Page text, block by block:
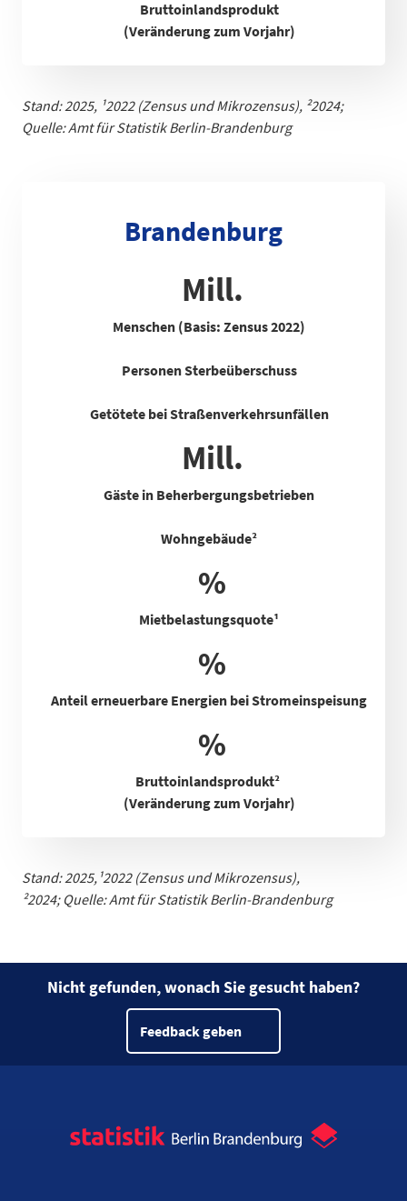
Bruttoinlandsprodukt
(Veränderung zum Vorjahr)
Stand: 2025, ¹2022 (Zensus und Mikrozensus), ²2024;
Quelle: Amt für Statistik Berlin-Brandenburg
Brandenburg
Mill.
Menschen (Basis: Zensus 2022)
Personen Sterbeüberschuss
Getötete bei Straßenverkehrsunfällen
Mill.
Gäste in Beherbergungsbetrieben
Wohngebäude²
%
Mietbelastungsquote¹
%
Anteil erneuerbare Energien bei Stromeinspeisung
%
Bruttoinlandsprodukt²
(Veränderung zum Vorjahr)
Stand: 2025, ¹2022 (Zensus und Mikrozensus),
²2024; Quelle: Amt für Statistik Berlin-Brandenburg
Nicht gefunden, wonach Sie gesucht haben?
Feedback geben